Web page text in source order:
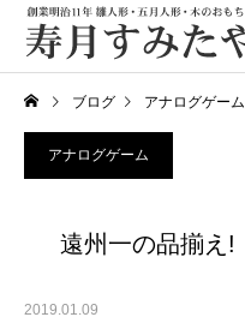
ブログ アナログゲーム
アナログゲーム
遠州一の品揃え!
2019.01.09